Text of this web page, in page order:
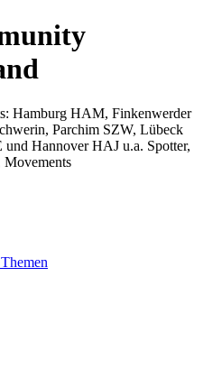
Hamburg HAM, Finkenwerder
Parchim SZW, Lübeck
Hannover HAJ u.a. Spotter,
Movements